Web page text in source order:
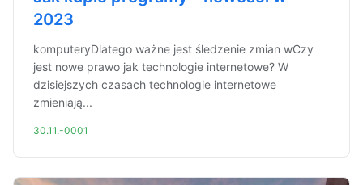
2023
komputeryDlatego ważne jest śledzenie zmian wCzy
jest nowe prawo jak technologie internetowe? W
dzisiejszych czasach technologie internetowe
zmieniają...
30.11.-0001